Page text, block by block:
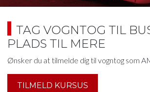
TAG VOGNTOG TIL
PLADS TIL MERE
Ønsker du at tilmelde dig til vogntog som
TILMELD KURSUS